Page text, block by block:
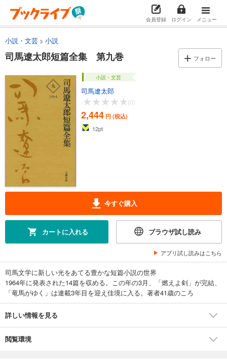
会員登録 ログイン メニュー
小説・文芸 小説
司馬遼太郎短篇全集 第九巻 フォロー
小説・文芸
司馬遼太郎
-
(0)
2,444 円 (税込)
12pt
今すぐ購入
カートに入れる ブラウザ試し読み
アプリ試し読みはこちら
司馬文学に新しい光をあてる豊かな短篇小説の世界
1964年に発表された14篇を収める。この年の3月、「燃えよ剣」が完結、
「竜馬がゆく」は連載3年目を迎え佳境に入る。著者41歳のころ
詳しい情報を見る
閲覧環境